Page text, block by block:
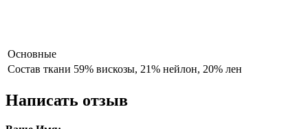
Основные
Состав ткани 59% вискозы, 21% нейлон, 20% лен
Написать отзыв